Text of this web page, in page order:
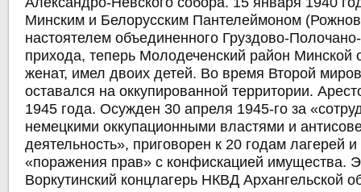
Минским и Белорусским Пантелеймоном
настоятелем объединенного Груздово-
прихода, теперь Молодеченский район Минской
женат, имел двоих детей. Во время Второй
оставался на оккупированной территории.
1945 года. Осужден 30 апреля 1945-го за
немецкими оккупационными властями и
деятельность», приговорен к 20 годам лагерей
«поражения прав» с конфискацией имущества.
Воркутинский концлагерь НКВД Архангельской